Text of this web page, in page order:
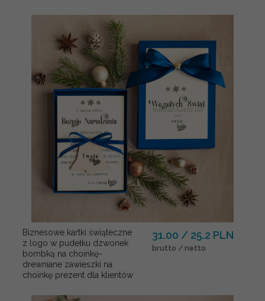
Biznesowe kartki świąteczne
z logo w pudełku dzwonek
bombką na choinkę-
drewniane zawieszki na
choinkę prezent dla klientów
31.00 / 25.2 PLN
brutto / netto